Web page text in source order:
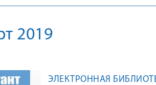
2019
ЭЛЕКТРОННАЯ